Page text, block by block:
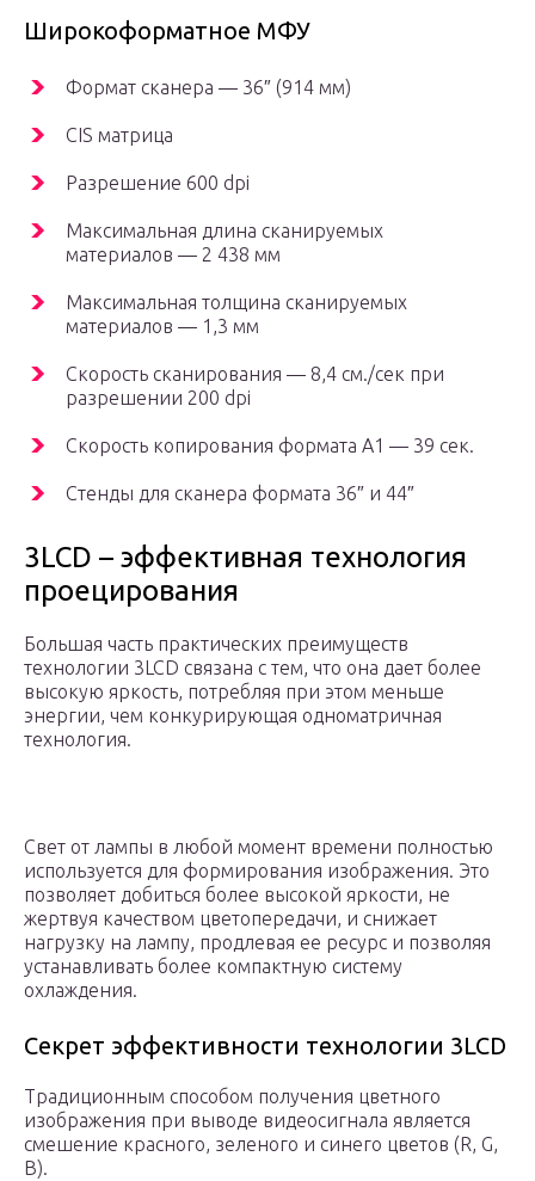
Широкоформатное МФУ
Формат сканера — 36″ (914 мм)
CIS матрица
Разрешение 600 dpi
Максимальная длина сканируемых
материалов — 2 438 мм
Максимальная толщина сканируемых
материалов — 1,3 мм
Скорость сканирования — 8,4 см./сек при
разрешении 200 dpi
Скорость копирования формата А1 — 39 сек.
Стенды для сканера формата 36″ и 44″
3LCD – эффективная технология
проецирования
Большая часть практических преимуществ
технологии 3LCD связана с тем, что она дает более
высокую яркость, потребляя при этом меньше
энергии, чем конкурирующая одноматричная
технология.
Свет от лампы в любой момент времени полностью
используется для формирования изображения. Это
позволяет добиться более высокой яркости, не
жертвуя качеством цветопередачи, и снижает
нагрузку на лампу, продлевая ее ресурс и позволяя
устанавливать более компактную систему
охлаждения.
Секрет эффективности технологии 3LCD
Традиционным способом получения цветного
изображения при выводе видеосигнала является
смешение красного, зеленого и синего цветов (R, G,
B).